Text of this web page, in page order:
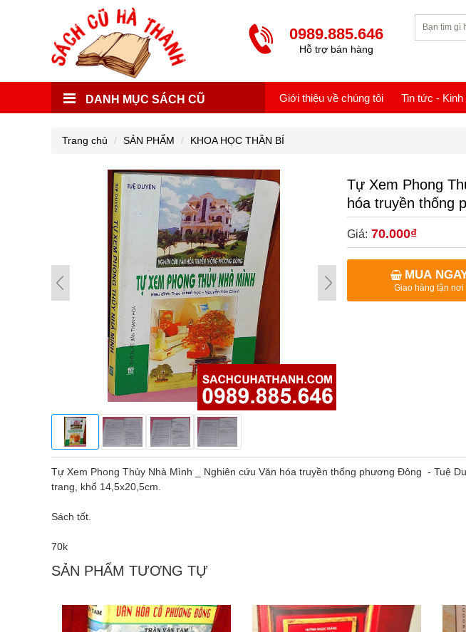
0989.885.646
Hỗ trợ bán hàng
DANH MỤC SÁCH CŨ Giới thiệu về chúng tôi Tin tức - Kinh
Trang chủ SẢN PHẨM KHOA HỌC THẦN BÍ
Tự Xem Phong
hóa truyền thống
Giá: 70.000₫
MUA
Giao hàng tận nơi
Tự Xem Phong Thủy Nhà Mình _ Nghiên cứu Văn hóa truyền thống phương Đông - Tuệ
trang, khổ 14,5x20,5cm.
Sách tốt.
70k
SẢN PHẨM TƯƠNG TỰ